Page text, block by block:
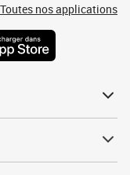
Toutes nos applications